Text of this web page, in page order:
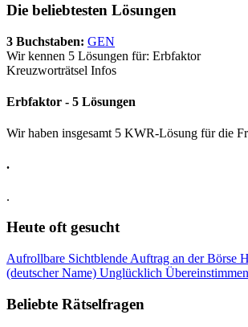
Die beliebtesten Lösungen
3 Buchstaben: GEN
Wir kennen 5 Lösungen für: Erbfaktor
Kreuzworträtsel Infos
Erbfaktor - 5 Lösungen
Wir haben insgesamt 5 KWR-Lösung für die
.
.
Heute oft gesucht
Aufrollbare Sichtblende Auftrag an der Börse
(deutscher Name) Unglücklich
Beliebte Rätselfragen